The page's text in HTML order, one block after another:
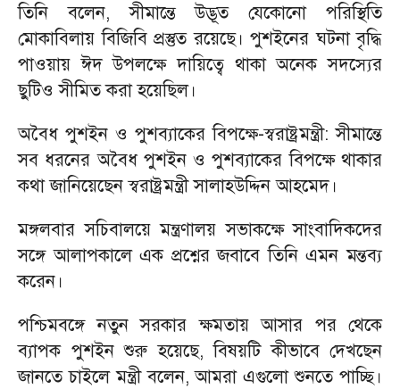
তিনি বলেন, সীমান্তে উদ্ভূত যেকোনো পরিস্থিতি
মোকাবিলায় বিজিবি প্রস্তুত রয়েছে। পুশইনের ঘটনা বৃদ্ধি
পাওয়ায় ঈদ উপলক্ষে দায়িত্বে থাকা অনেক সদস্যের
ছুটিও সীমিত করা হয়েছিল।
অবৈধ পুশইন ও পুশব্যাকের বিপক্ষে-স্বরাষ্ট্রমন্ত্রী: সীমান্তে
সব ধরনের অবৈধ পুশইন ও পুশব্যাকের বিপক্ষে থাকার
কথা জানিয়েছেন স্বরাষ্ট্রমন্ত্রী সালাহউদ্দিন আহমেদ।
মঙ্গলবার সচিবালয়ে মন্ত্রণালয় সভাকক্ষে সাংবাদিকদের
সঙ্গে আলাপকালে এক প্রশ্নের জবাবে তিনি এমন মন্তব্য
করেন।
পশ্চিমবঙ্গে নতুন সরকার ক্ষমতায় আসার পর থেকে
ব্যাপক পুশইন শুরু হয়েছে, বিষয়টি কীভাবে দেখছেন
জানতে চাইলে মন্ত্রী বলেন, আমরা এগুলো শুনতে পাচ্ছি।